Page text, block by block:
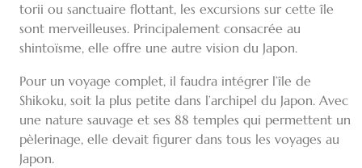
torii ou sanctuaire flottant, les excursions sur cette île
sont merveilleuses. Principalement consacrée au
shintoïsme, elle offre une autre vision du Japon.
Pour un voyage complet, il faudra intégrer l’île de
Shikoku, soit la plus petite dans l’archipel du Japon. Avec
une nature sauvage et ses 88 temples qui permettent un
pèlerinage, elle devait figurer dans tous les voyages au
Japon.